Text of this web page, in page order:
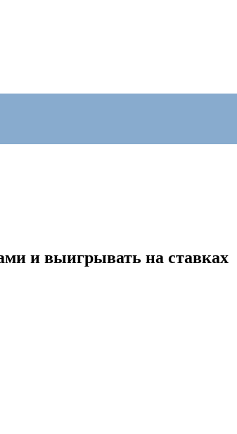
и выигрывать на ставках